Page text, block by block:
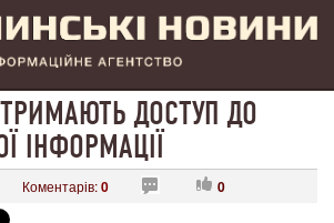
ДОСТУП ДО
ІНФОРМАЦІЇ
Коментарів:0 0